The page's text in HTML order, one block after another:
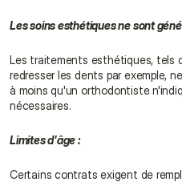
Les soins esthétiques ne sont
Les traitements esthétiques, tels
redresser les dents par exemple,
à moins qu'un orthodontiste
nécessaires.
Limites d'âge :
Certains contrats exigent de